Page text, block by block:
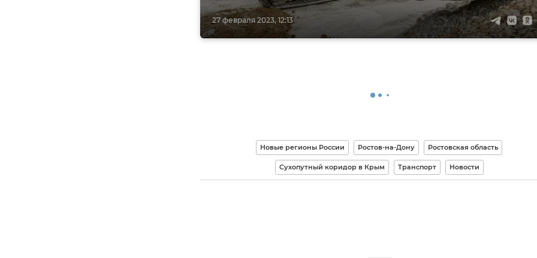
27 февраля 2023, 12:13
Новые регионы России Ростов-на-Дону Ростовская область
Сухопутный коридор в Крым Транспорт Новости